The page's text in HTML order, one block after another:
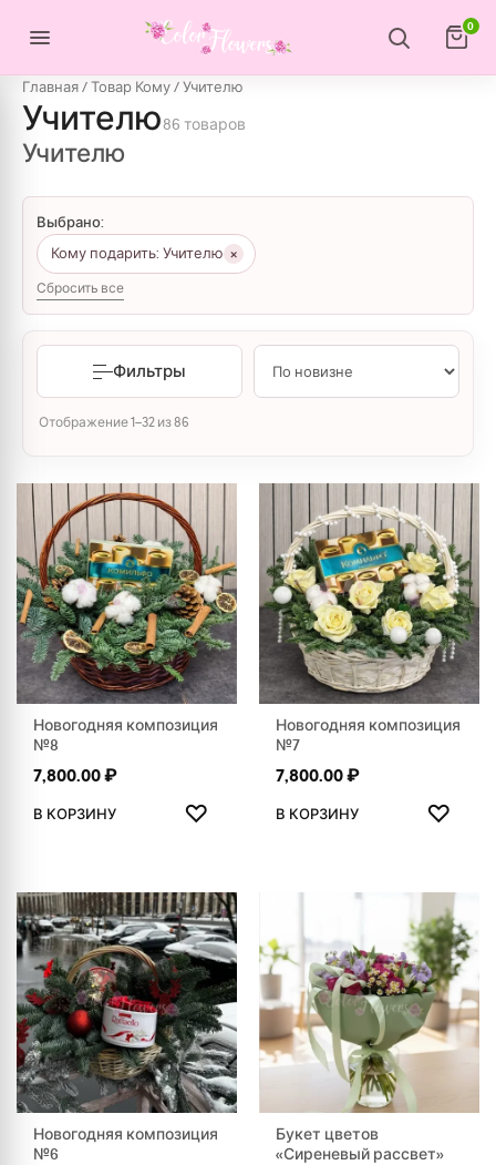
0
Главная/ Товар Кому / Учителю
Учителю86 товаров
Учителю
Выбрано:
Кому подарить: Учителю ×
Сбросить все
Фильтры
Отображение 1–32 из 86
Новогодняя композиция
№8
7,800.00₽
В КОРЗИНУ ♡
ДОБАВИТЬ В ИЗБРАННОЕ
Новогодняя композиция
№7
7,800.00₽
В КОРЗИНУ ♡
Новогодняя композиция
№6
Букет цветов
«Сиреневый рассвет»